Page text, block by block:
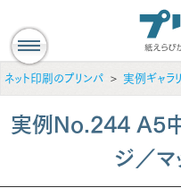
ネット印刷のプリンパ 実例ギャラ
実例No.244 A5
ジ／マ